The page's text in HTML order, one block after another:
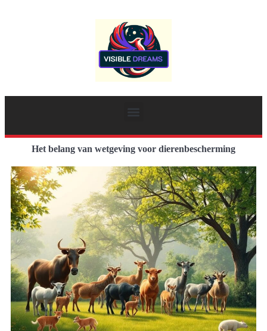
Het belang van wetgeving voor dierenbescherming